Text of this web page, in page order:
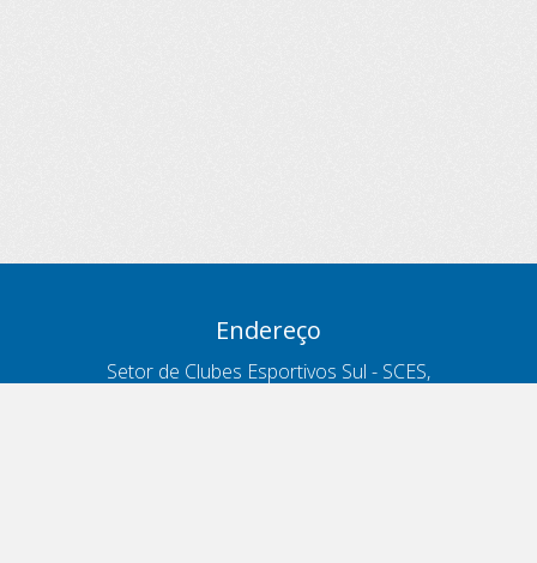
Endereço
Setor de Clubes Esportivos Sul - SCES,